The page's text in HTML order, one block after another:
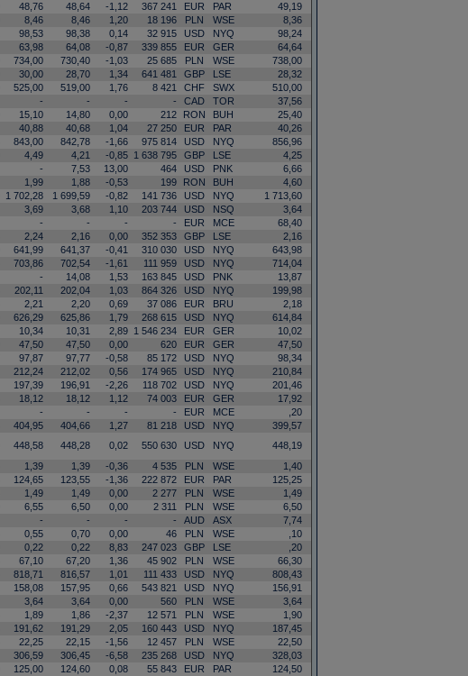
48,76 48,64 -1,12 367 241 EUR PAR
49,19
8,46 8,46 1,20 18 196 PLN WSE
8,36
98,53 98,38 0,14 32 915 USD NYQ
98,24
63,98 64,08 -0,87 339 855 EUR GER
64,64
734,00 730,40 -1,03 25 685 PLN WSE
738,00
30,00 28,70 1,34 641 481 GBP LSE
28,32
525,00 519,00 1,76 8 421 CHF SWX
510,00
- - - - CAD TOR
37,56
15,10 14,80 0,00 212 RON BUH
25,40
40,88 40,68 1,04 27 250 EUR PAR
40,26
843,00 842,78 -1,66 975 814 USD NYQ
856,96
4,49 4,21 -0,85 1 638 795 GBP LSE
4,25
- 7,53 13,00 464 USD PNK
6,66
1,99 1,88 -0,53 199 RON BUH
4,60
1 702,28 1 699,59 -0,82 141 736 USD NYQ
1 713,60
3,69 3,68 1,10 203 744 USD NSQ
3,64
- - - - EUR MCE
68,40
2,24 2,16 0,00 352 353 GBP LSE
2,16
641,99 641,37 -0,41 310 030 USD NYQ
643,98
703,86 702,54 -1,61 111 959 USD NYQ
714,04
- 14,08 1,53 163 845 USD PNK
13,87
202,11 202,04 1,03 864 326 USD NYQ
199,98
2,21 2,20 0,69 37 086 EUR BRU
2,18
626,29 625,86 1,79 268 615 USD NYQ
614,84
10,34 10,31 2,89 1 546 234 EUR GER
10,02
47,50 47,50 0,00 620 EUR GER
47,50
97,87 97,77 -0,58 85 172 USD NYQ
98,34
212,24 212,02 0,56 174 965 USD NYQ
210,84
197,39 196,91 -2,26 118 702 USD NYQ
201,46
18,12 18,12 1,12 74 003 EUR GER
17,92
- - - - EUR MCE
,20
404,95 404,66 1,27 81 218 USD NYQ
399,57
448,58 448,28 0,02 550 630 USD NYQ
448,19
1,39 1,39 -0,36 4 535 PLN WSE
1,40
124,65 123,55 -1,36 222 872 EUR PAR
125,25
1,49 1,49 0,00 2 277 PLN WSE
1,49
6,55 6,50 0,00 2 311 PLN WSE
6,50
- - - - AUD ASX
7,74
0,55 0,70 0,00 46 PLN WSE
,10
0,22 0,22 8,83 247 023 GBP LSE
,20
67,10 67,20 1,36 45 902 PLN WSE
66,30
818,71 816,57 1,01 111 433 USD NYQ
808,43
158,08 157,95 0,66 543 821 USD NYQ
156,91
3,64 3,64 0,00 560 PLN WSE
3,64
1,89 1,86 -2,37 12 571 PLN WSE
1,90
191,62 191,29 2,05 160 443 USD NYQ
187,45
22,25 22,15 -1,56 12 457 PLN WSE
22,50
306,59 306,45 -6,58 235 268 USD NYQ
328,03
125,00 124,60 0,08 55 843 EUR PAR
124,50